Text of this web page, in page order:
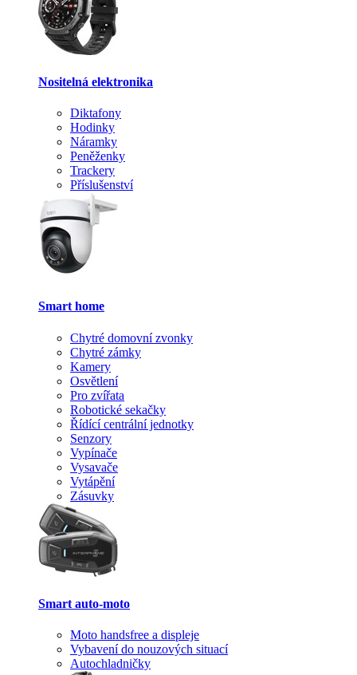
Nositelná elektronika
Diktafony
Hodinky
Náramky
Peněženky
Trackery
Příslušenství
Smart home
Chytré domovní zvonky
Chytré zámky
Kamery
Osvětlení
Pro zvířata
Robotické sekačky
Řídící centrální jednotky
Senzory
Vypínače
Vysavače
Vytápění
Zásuvky
Smart auto-moto
Moto handsfree a displeje
Vybavení do nouzových situací
Autochladničky